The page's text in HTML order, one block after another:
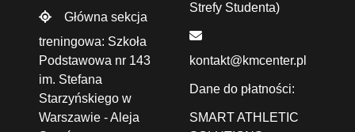
Główna sekcja
treningowa: Szkoła
Podstawowa nr 143
im. Stefana
Starzyńskiego w
Warszawie - Aleja
Strefy Studenta)
kontakt@kmcenter.pl
Dane do płatności:
SMART ATHLETIC